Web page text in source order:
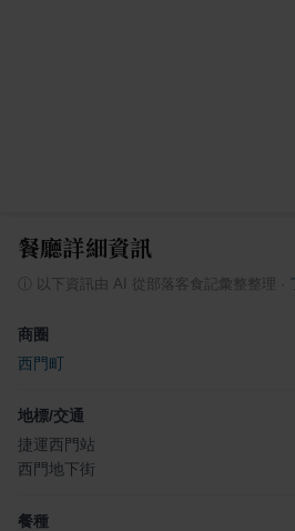
餐廳詳細資訊
以下資訊由 AI 從部落客食記彙整整理
商圈
西門町
地標/交通
捷運西門站
西門地下街
餐種